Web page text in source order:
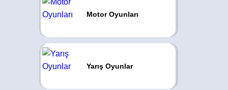
Motor Oyunları
Yarış Oyunlar